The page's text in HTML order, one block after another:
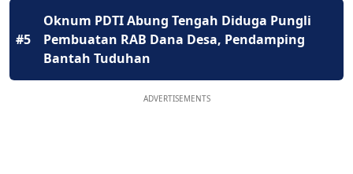
#5
Oknum PDTI Abung Tengah Diduga Pungli
Pembuatan RAB Dana Desa, Pendamping
Bantah Tuduhan
ADVERTISEMENTS